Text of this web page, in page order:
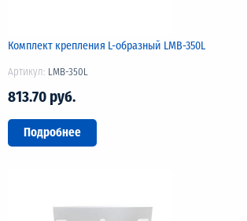
Комплект крепления L-образный LMB-350L
Артикул: LMB-350L
813.70 руб.
Подробнее